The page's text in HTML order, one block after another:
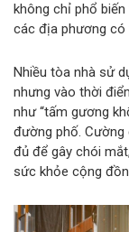
không chỉ phổ biến
các địa phương có
Nhiều tòa nhà sử
nhưng vào thời
như “tấm gương
đường phố. Cường
đủ để gây chói
sức khỏe cộng